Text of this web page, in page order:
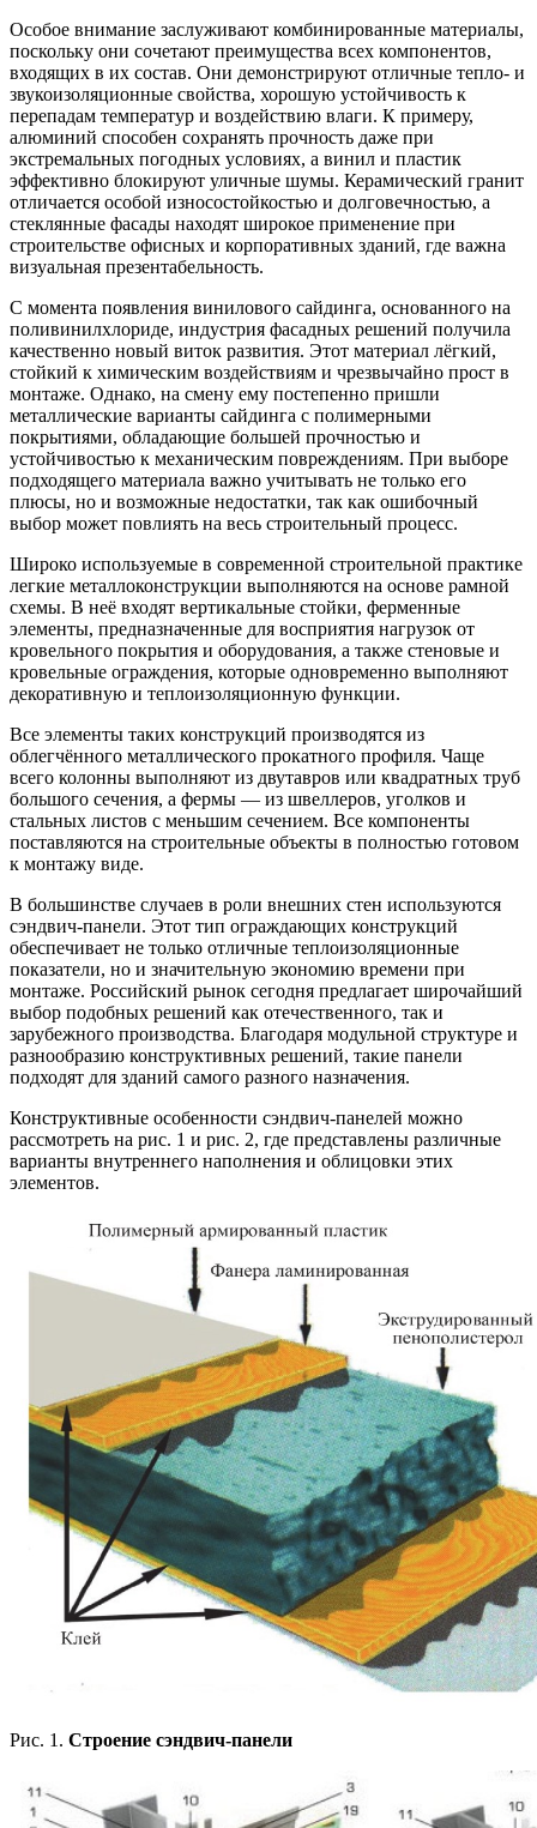
Особое внимание заслуживают комбинированные материалы,
поскольку они сочетают преимущества всех компонентов,
входящих в их состав. Они демонстрируют отличные тепло- и
звукоизоляционные свойства, хорошую устойчивость к
перепадам температур и воздействию влаги. К примеру,
алюминий способен сохранять прочность даже при
экстремальных погодных условиях, а винил и пластик
эффективно блокируют уличные шумы. Керамический гранит
отличается особой износостойкостью и долговечностью, а
стеклянные фасады находят широкое применение при
строительстве офисных и корпоративных зданий, где важна
визуальная презентабельность.
С момента появления винилового сайдинга, основанного на
поливинилхлориде, индустрия фасадных решений получила
качественно новый виток развития. Этот материал лёгкий,
стойкий к химическим воздействиям и чрезвычайно прост в
монтаже. Однако, на смену ему постепенно пришли
металлические варианты сайдинга с полимерными
покрытиями, обладающие большей прочностью и
устойчивостью к механическим повреждениям. При выборе
подходящего материала важно учитывать не только его
плюсы, но и возможные недостатки, так как ошибочный
выбор может повлиять на весь строительный процесс.
Широко используемые в современной строительной практике
легкие металлоконструкции выполняются на основе рамной
схемы. В неё входят вертикальные стойки, ферменные
элементы, предназначенные для восприятия нагрузок от
кровельного покрытия и оборудования, а также стеновые и
кровельные ограждения, которые одновременно выполняют
декоративную и теплоизоляционную функции.
Все элементы таких конструкций производятся из
облегчённого металлического прокатного профиля. Чаще
всего колонны выполняют из двутавров или квадратных труб
большого сечения, а фермы — из швеллеров, уголков и
стальных листов с меньшим сечением. Все компоненты
поставляются на строительные объекты в полностью готовом
к монтажу виде.
В большинстве случаев в роли внешних стен используются
сэндвич-панели. Этот тип ограждающих конструкций
обеспечивает не только отличные теплоизоляционные
показатели, но и значительную экономию времени при
монтаже. Российский рынок сегодня предлагает широчайший
выбор подобных решений как отечественного, так и
зарубежного производства. Благодаря модульной структуре и
разнообразию конструктивных решений, такие панели
подходят для зданий самого разного назначения.
Конструктивные особенности сэндвич-панелей можно
рассмотреть на рис. 1 и рис. 2, где представлены различные
варианты внутреннего наполнения и облицовки этих
элементов.
Рис. 1. Строение сэндвич-панели